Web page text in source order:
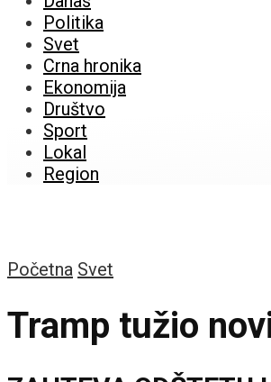
Politika
Svet
Crna hronika
Ekonomija
Društvo
Sport
Lokal
Region
Početna Svet
Tramp tužio